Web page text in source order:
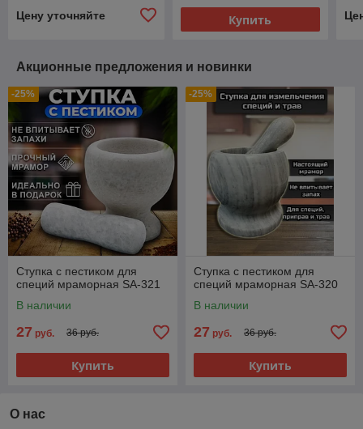
Цену уточняйте Купить
Акционные предложения и новинки
-25%
Ступка с пестиком для
специй мраморная SA-321
В наличии
27 руб. 36 руб.
Купить
-25%
Ступка с пестиком для
специй мраморная SA-320
В наличии
27 руб. 36 руб.
Купить
О нас